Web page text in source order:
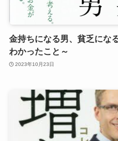
金持ちになる男、貧乏に
わかったこと～
2023年10月23日